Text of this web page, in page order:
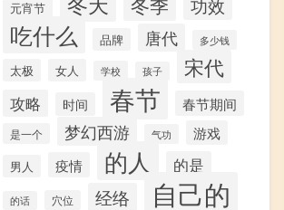
元宵节 功效
吃什么 品牌 唐代 多少钱
太极 女人 学校 孩子 宋代
攻略 时间 春节 春节期间
是一个 梦幻西游 气功 游戏
男人 疫情 的人 的是
的话 穴位 经络 自己的